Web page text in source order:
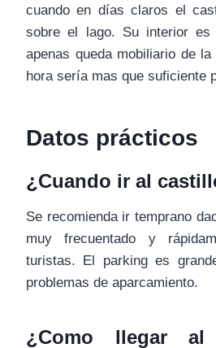
cuando en días claros el
sobre el lago. Su interior es
apenas queda mobiliario de
hora sería mas que suficiente
Datos prácticos
¿Cuando ir al
Se recomienda ir temprano
muy frecuentado y
turistas. El parking es
problemas de aparcamiento.
¿Como llegar